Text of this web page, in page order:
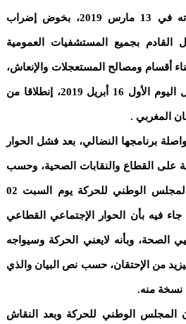
مسلسلها النضالي الذي بدأته في 13 مارس 2019، بخوض إضراب
16 و 17 أبريل القادم بجميع المستشفيات العمومية
أقسام ومصالح المستعجلات والإنعاش،
مع تنظيم مسيرة وطنية خلال اليوم الأول 16 أبريل 2019، إنطلاقا من
المغربي .
برنامجها النضالي، بعد فشل الحوار
على القطاع والنقابات الصحية، وحسب
البيان الوطني الصادر عن المجلس الوطني للحركة يوم السبت 02
والذي جاء فيه بأن الحوار الإجتماعي القطاعي
الصحة، وبأنه لايعني الحركة وسيواجه
من الإحتقان، حسب نص البيان والذي
نسخة منه.
المجلس الوطني للحركة وبعد النقاش